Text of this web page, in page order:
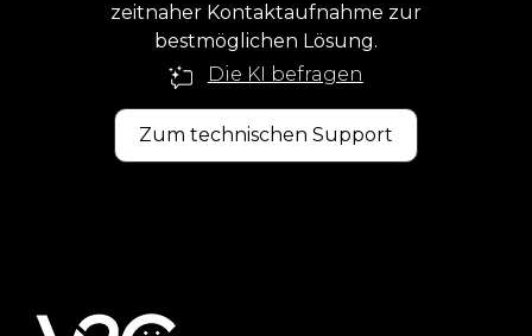
zeitnaher Kontaktaufnahme zur
bestmöglichen Lösung.
Die KI befragen
Zum technischen Support